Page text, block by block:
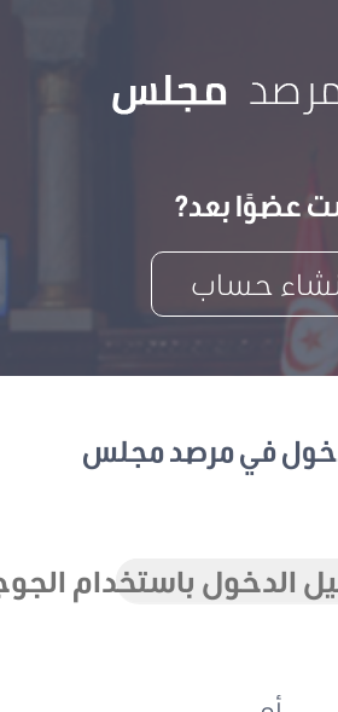
بعد?
حساب
في مرصد مجلس
الدخول باستخدام الجوجل